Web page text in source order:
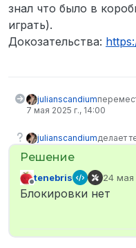
знал что было в
играть).
Докозательства:
julianscandium
7 мая 2025 г., 14:00
julianscandiumделает
Не в сети
tenebris 24 мая
Блокировки нет